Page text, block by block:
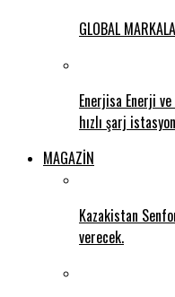
GLOBAL
Enerjisa Enerji
hızlı şarj
MAGAZİN
Kazakistan
verecek.